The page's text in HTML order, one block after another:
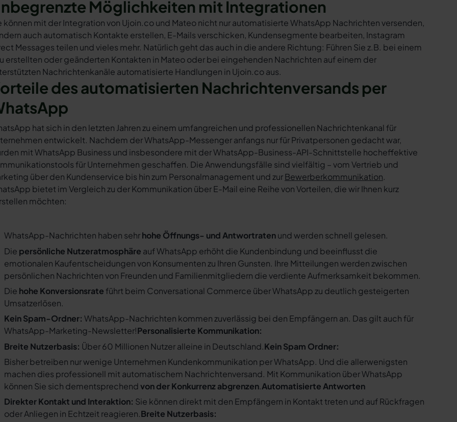
Möglichkeiten mit Integrationen
können mit der Integration von Ujoin.co und Mateo nicht nur automatisierte WhatsApp Nachrichten versenden,
auch automatisch Kontakte erstellen, E-Mails verschicken, Kundensegmente bearbeiten, Instagram
Messages teilen und vieles mehr. Natürlich geht das auch in die andere Richtung: Führen Sie z.B. bei einem
erstellten oder geänderten Kontakten in Mateo oder bei eingehenden Nachrichten auf einem der
Nachrichtenkanäle automatisierte Handlungen in Ujoin.co aus.
des automatisierten Nachrichtenversands per
hat sich in den letzten Jahren zu einem umfangreichen und professionellen Nachrichtenkanal für
entwickelt. Nachdem der WhatsApp-Messenger anfangs nur für Privatpersonen gedacht war,
mit WhatsApp Business und insbesondere mit der WhatsApp-Business-API-Schnittstelle hocheffektive
für Unternehmen geschaffen. Die Anwendungsfälle sind vielfältig – vom Vertrieb und
über den Kundenservice bis hin zum Personalmanagement und zurBewerberkommunikation.
bietet im Vergleich zu der Kommunikation über E-Mail eine Reihe von Vorteilen, die wir Ihnen kurz
möchten:
WhatsApp-Nachrichten haben sehrhohe Öffnungs- und Antwortratenund werden schnell gelesen.
Die persönliche Nutzeratmosphäre auf WhatsApp erhöht die Kundenbindung und beeinflusst die
emotionalen Kaufentscheidungen von Konsumenten zu Ihren Gunsten. Ihre Mitteilungen werden zwischen
persönlichen Nachrichten von Freunden und Familienmitgliedern die verdiente Aufmerksamkeit bekommen.
Die hohe Konversionsrate führt beim Conversational Commerce über WhatsApp zu deutlich gesteigerten
Umsatzerlösen.
Kein Spam-Ordner: WhatsApp-Nachrichten kommen zuverlässig bei den Empfängern an. Das gilt auch für
WhatsApp-Marketing-Newsletter!Personalisierte Kommunikation:
Breite Nutzerbasis: Über 60 Millionen Nutzer alleine in Deutschland.Kein Spam Ordner:
Bisher betreiben nur wenige Unternehmen Kundenkommunikation per WhatsApp. Und die allerwenigsten
machen dies professionell mit automatischem Nachrichtenversand. Mit Kommunikation über WhatsApp
können Sie sich dementsprechendvon der Konkurrenz abgrenzen.Automatisierte Antworten
Direkter Kontakt und Interaktion: Sie können direkt mit den Empfängern in Kontakt treten und auf Rückfragen
oder Anliegen in Echtzeit reagieren.Breite Nutzerbasis: